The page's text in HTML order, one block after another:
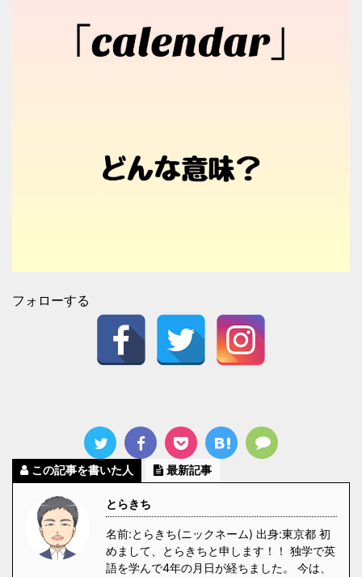
フォローする
この記事を書いた人 最新記事
とらきち
名前:とらきち(ニックネーム) 出身:東京都 初
めまして、とらきちと申します！！ 独学で英
語を学んで4年の月日が経ちました。 今は、